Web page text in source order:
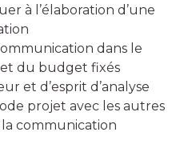
à l’élaboration d’une
dans le
du budget fixés
et d’esprit d’analyse
projet avec les autres
communication